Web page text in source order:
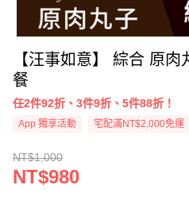
【汪事如意】 綜合 原
餐
任2件92折、3件9折、5件88折！
App 獨享活動 宅配滿NT$2,000免運
NT$1,000
NT$980